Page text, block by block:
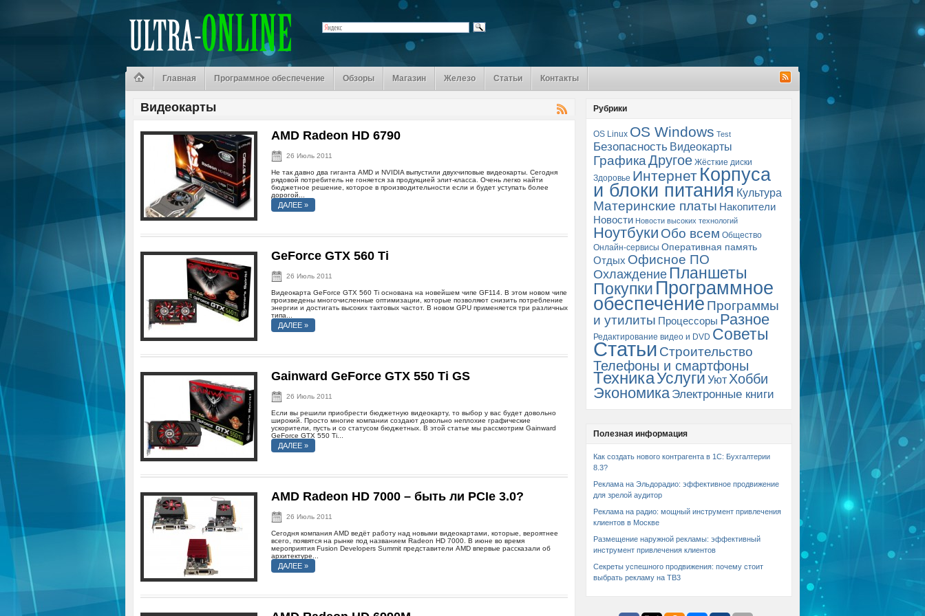
Главная Программное обеспечение Обзоры Магазин Железо Статьи Контакты
Видеокарты
AMD Radeon HD 6790
26 Июль 2011
Не так давно два гиганта AMD и NVIDIA выпустили двухчиповые видеокарты. Сегодня
рядовой потребитель не гоняется за продукцией элит-класса. Очень легко найти
бюджетное решение, которое в производительности если и будет уступать более
дорогой...
ДАЛЕЕ »
GeForce GTX 560 Ti
26 Июль 2011
Видеокарта GeForce GTX 560 Ti основана на новейшем чипе GF114. В этом новом чипе
произведены многочисленные оптимизации, которые позволяют снизить потребление
энергии и достигать высоких тактовых частот. В новом GPU применяется три различных
типа...
ДАЛЕЕ »
Gainward GeForce GTX 550 Ti GS
26 Июль 2011
Если вы решили приобрести бюджетную видеокарту, то выбор у вас будет довольно
широкий. Просто многие компании создают довольно неплохие графические
ускорители, пусть и со статусом бюджетных. В этой статье мы рассмотрим Gainward
GeForce GTX 550 Ti...
ДАЛЕЕ »
AMD Radeon HD 7000 – быть ли PCIe 3.0?
26 Июль 2011
Сегодня компания AMD ведёт работу над новыми видеокартами, которые, вероятнее
всего, появятся на рынке под названием Radeon HD 7000. В июне во время
мероприятия Fusion Developers Summit представители AMD впервые рассказали об
архитектуре...
ДАЛЕЕ »
Рубрики
OS Linux OS Windows Test
Безопасность Видеокарты
ГрафикаДругое Жёсткие диски
Здоровье Интернет Корпуса
и блоки питания Культура
Материнские платы Накопители
Новости Новости высоких технологий
Ноутбуки Обо всем Общество
Онлайн-сервисы Оперативная память
Отдых Офисное ПО
Охлаждение Планшеты
Покупки Программное
обеспечение Программы
и утилиты Процессоры Разное
Редактирование видео и DVD Советы
Статьи Строительство
Телефоны и смартфоны
ТехникаУслуги Уют Хобби
Экономика Электронные книги
Полезная информация
Как создать нового контрагента в 1С: Бухгалтерии
8.3?
Реклама на Эльдорадио: эффективное продвижение
для зрелой аудитор
Реклама на радио: мощный инструмент привлечения
клиентов в Москве
Размещение наружной рекламы: эффективный
инструмент привлечения клиентов
Секреты успешного продвижения: почему стоит
выбрать рекламу на ТВ3